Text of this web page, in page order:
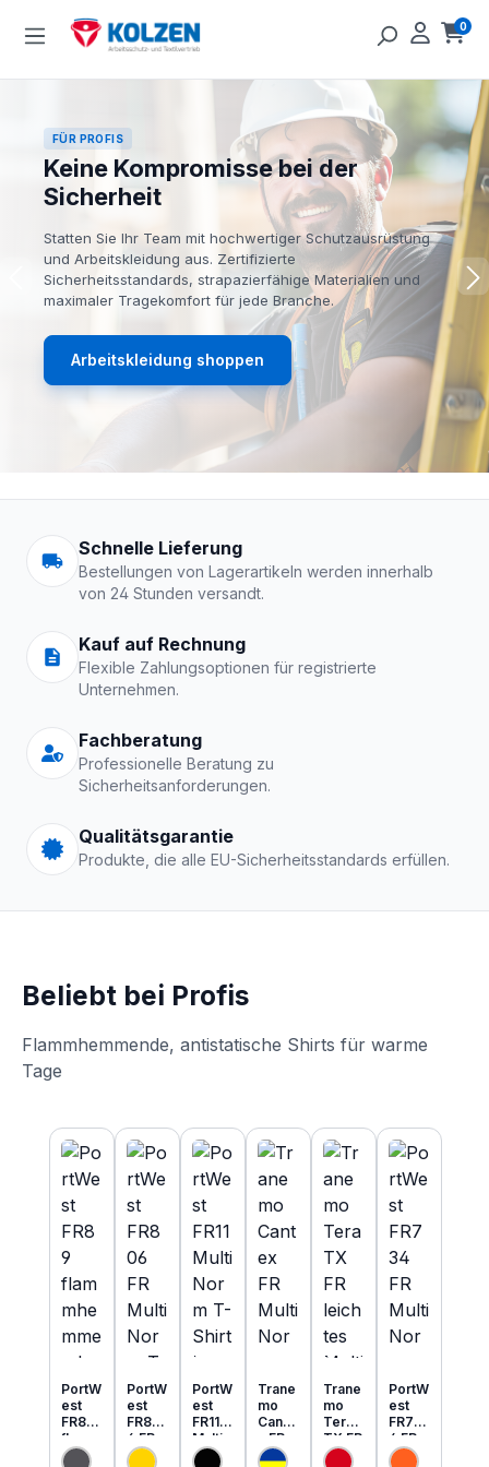
Zum Hauptinhalt springen 0
FÜR PROFIS
Keine Kompromisse bei der
Sicherheit
Statten Sie Ihr Team mit hochwertiger Schutzausrüstung
und Arbeitskleidung aus. Zertifizierte
Sicherheitsstandards, strapazierfähige Materialien und
maximaler Tragekomfort für jede Branche.
Arbeitskleidung shoppen
Arbeitskleidung |
Schnelle Lieferung
Bestellungen von Lagerartikeln werden innerhalb
von 24 Stunden versandt.
Kauf auf Rechnung
Flexible Zahlungsoptionen für registrierte
Unternehmen.
Fachberatung
Professionelle Beratung zu
Sicherheitsanforderungen.
Qualitätsgarantie
Produkte, die alle EU-Sicherheitsstandards erfüllen.
Beliebt bei Profis
Flammhemmende, antistatische Shirts für warme
Tage
Produktgalerie überspringen
PortW
est
FR89
flamm
hemm
PortW
est
FR80
6 FR
MultiN
PortW
est
FR11
Multi
Norm
Trane
mo
Cante
x FR
MultiN
Trane
mo
Tera
TX FR
leicht
PortW
est
FR73
4 FR
MultiN